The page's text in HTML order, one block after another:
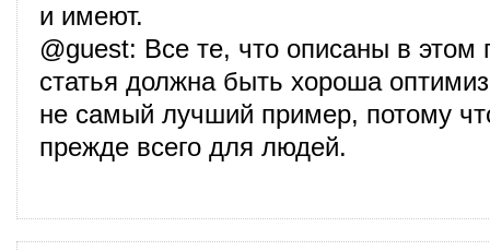
и имеют.
@guest: Все те, что описаны в этом
статья должна быть хороша
не самый лучший пример, потому
прежде всего для людей.